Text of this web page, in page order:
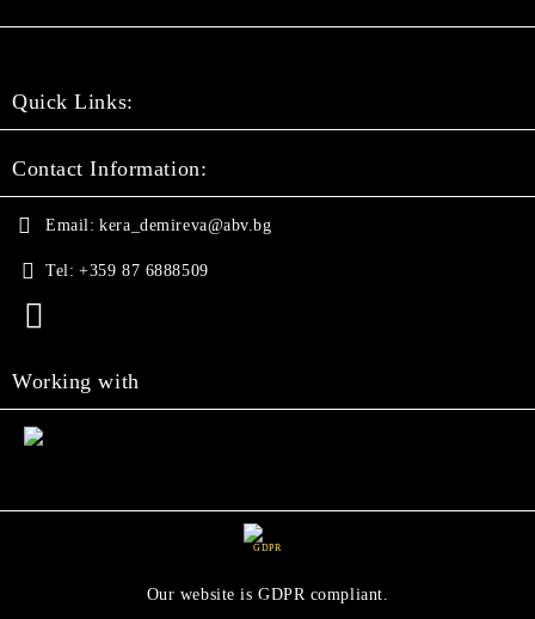
Quick Links:
Contact Information:
Email: kera_demireva@abv.bg
Tel: +359 87 6888509
Working with
GDPR
Our website is GDPR compliant.